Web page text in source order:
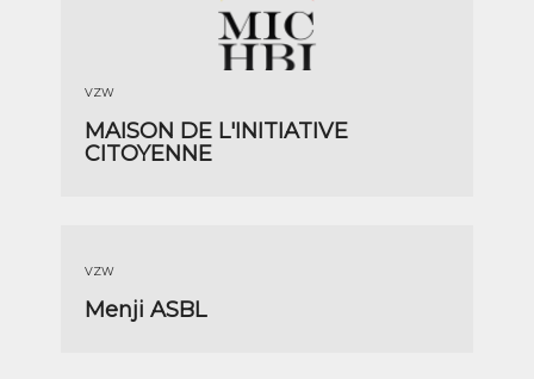
VZW
MAISON DE L'INITIATIVE
CITOYENNE
VZW
Menji ASBL